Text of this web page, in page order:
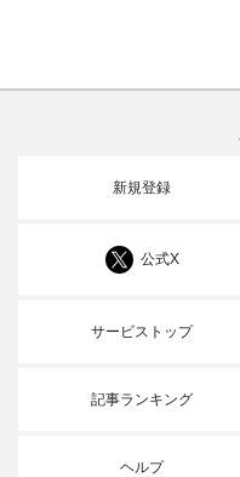
新規登録
公式X
サービストップ
記事ランキング
ヘルプ